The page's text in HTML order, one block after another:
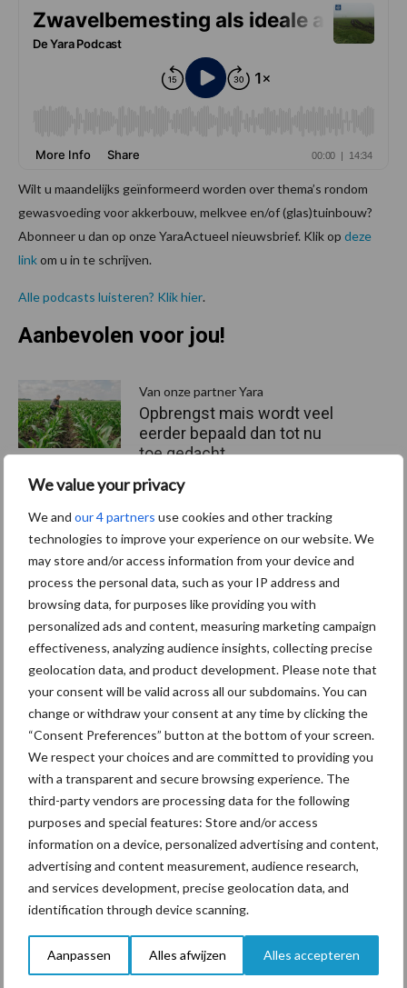
We value your privacy
We and our 4 partners use cookies and other tracking
technologies to improve your experience on our website. We
may store and/or access information from your device and
process the personal data, such as your IP address and
browsing data, for purposes like providing you with
personalized ads and content, measuring marketing campaign
effectiveness, analyzing audience insights, collecting precise
geolocation data, and product development. Please note that
your consent will be valid across all our subdomains. You can
change or withdraw your consent at any time by clicking the
“Consent Preferences” button at the bottom of your screen.
We respect your choices and are committed to providing you
with a transparent and secure browsing experience. The
third-party vendors are processing data for the following
purposes and special features: Store and/or access
information on a device, personalized advertising and content,
advertising and content measurement, audience research,
and services development, precise geolocation data, and
identification through device scanning.
Aanpassen Alles afwijzen Alles accepteren
Wilt u maandelijks geïnformeerd worden over thema’s rondom
gewasvoeding voor akkerbouw, melkvee en/of (glas)tuinbouw?
Abonneer u dan op onze YaraActueel nieuwsbrief. Klik op deze
linkom u in te schrijven.
Alle podcasts luisteren? Klik hier.
Aanbevolen voor jou!
Van onze partner Yara
Opbrengst mais wordt veel
eerder bepaald dan tot nu
toe gedacht
Van onze partner Yara
In 4 eenvoudige stappen de
grasgroei volgen op je
telefoon
Van onze partner Yara
Hoge prijzen en droogte:
hoe kan zwavel helpen bij
Themapagina's
Diergezondheid Bemesting Fokkerij
Compost Dierlijke mest